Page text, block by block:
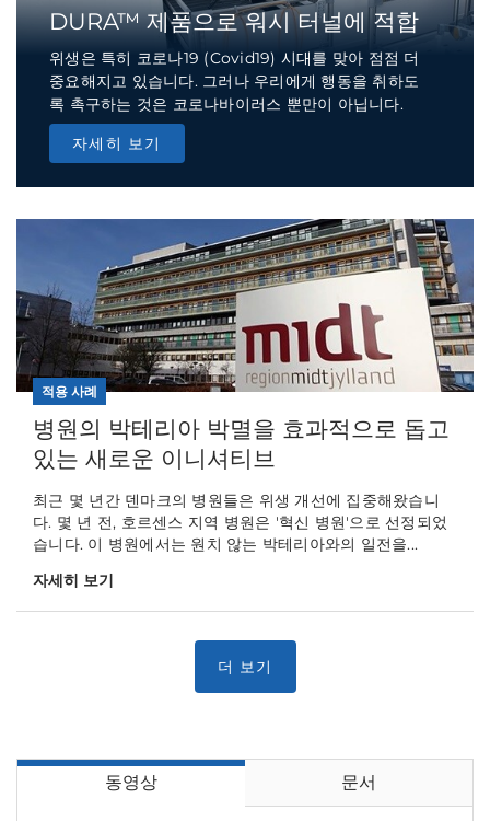
DURA™ 제품으로 워시 터널에 적합
위생은 특히 코로나19 (Covid19) 시대를 맞아 점점 더
중요해지고 있습니다. 그러나 우리에게 행동을 취하도
록 촉구하는 것은 코로나바이러스 뿐만이 아닙니다.
자세히 보기
적용 사례
병원의 박테리아 박멸을 효과적으로 돕고
있는 새로운 이니셔티브
최근 몇 년간 덴마크의 병원들은 위생 개선에 집중해왔습니
다. 몇 년 전, 호르센스 지역 병원은 '혁신 병원'으로 선정되었
습니다. 이 병원에서는 원치 않는 박테리아와의 일전을...
자세히 보기
동영상 문서